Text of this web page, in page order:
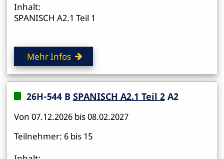
Inhalt:
SPANISCH A2.1 Teil 1
Mehr Infos
26H-544 B SPANISCH A2.1 Teil 2A2
Von 07.12.2026 bis 08.02.2027
Teilnehmer: 6 bis 15